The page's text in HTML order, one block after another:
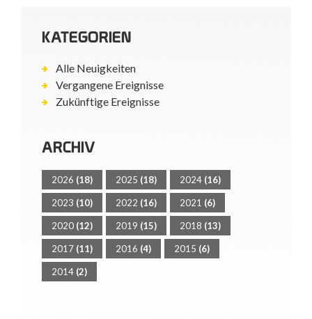
KATEGORIEN
Alle Neuigkeiten
Vergangene Ereignisse
Zukünftige Ereignisse
ARCHIV
2026 (18) 2025 (18) 2024 (16)
2023 (10) 2022 (16) 2021 (6)
2020 (12) 2019 (15) 2018 (13)
2017 (11) 2016 (4) 2015 (6)
2014 (2)